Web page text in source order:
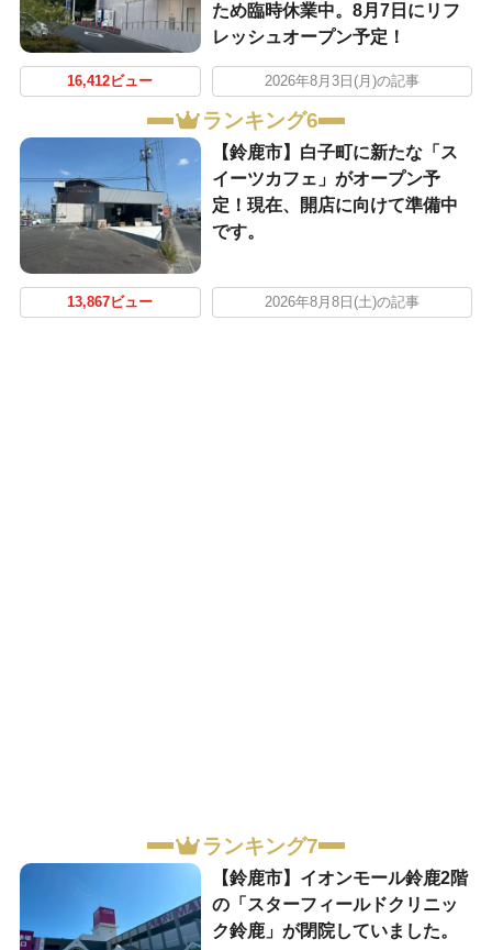
ため臨時休業中。8月7日にリフ
レッシュオープン予定！
16,412ビュー 2026年8月3日(月)の記事
ランキング6
【鈴鹿市】白子町に新たな「ス
イーツカフェ」がオープン予
定！現在、開店に向けて準備中
です。
13,867ビュー 2026年8月8日(土)の記事
ランキング7
【鈴鹿市】イオンモール鈴鹿2階
の「スターフィールドクリニッ
ク鈴鹿」が閉院していました。